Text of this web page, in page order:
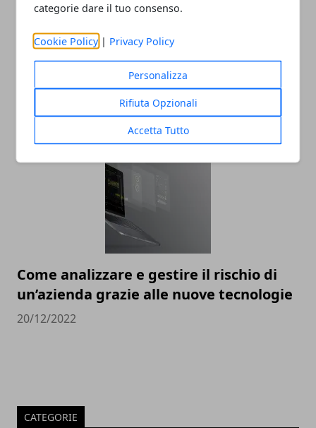
categorie dare il tuo consenso.
Cookie Policy | Privacy Policy
Personalizza
Rifiuta Opzionali
Accetta Tutto
Pubblicità sui social: come farla e
perché è importante
30/12/2022
Come analizzare e gestire il rischio di
un’azienda grazie alle nuove tecnologie
20/12/2022
CATEGORIE